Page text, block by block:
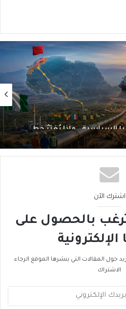
السياسية… ماذا يُغيّرُ خط
اشترك الآن
بالحصول على
الإلكترونية
حول المقالات التي ينشرها الموقع الرجاء
الاشتراك